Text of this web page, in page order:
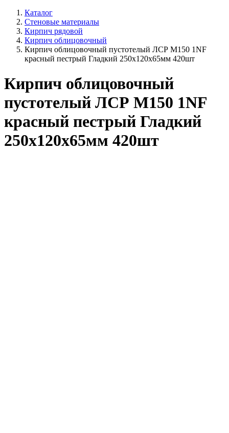
Каталог
Стеновые материалы
Кирпич рядовой
Кирпич облицовочный
Кирпич облицовочный пустотелый ЛСР М150 1NF
красный пестрый Гладкий 250х120х65мм 420шт
Кирпич облицовочный
пустотелый ЛСР М150 1NF
красный пестрый Гладкий
250х120х65мм 420шт